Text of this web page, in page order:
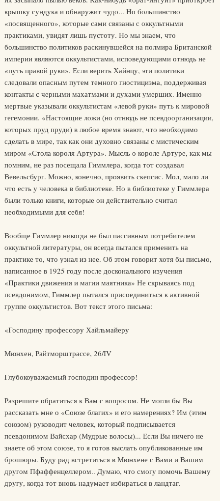
крышку сундука и обнаружит чудо... Но большинство
«посвященного», которые сами связаны с оккультными
практиками, увидят лишь пустоту. Но мы знаем, что
большинство политиков раскинувшейся на полмира Британской
империи являются оккультистами, исповедующими отнюдь не
«путь правой руки». Если верить Хайнцу, эти политики
следовали опасным путем темного гностицизма, поддерживая
контакты с черными махатмами и духами умерших. Именно
мертвые указывали оккультистам «левой руки» путь к мировой
гегемонии. «Настоящие ложи (но отнюдь не псевдоорганизации,
которых пруд пруди) в любое время знают, что необходимо
сделать в мире, так как они духовно связаны с мистическим
миром «Стола короля Артура». Мысль о короле Артуре, как мы
помним, не раз посещала Гиммлера, когда тот создавал
Вевельсбург. Можно, конечно, проявить скепсис. Мол, мало ли
что есть у человека в библиотеке. Но в библиотеке у Гиммлера
были только книги, которые он действительно считал
необходимыми для себя!
Вообще Гиммлер никогда не был пассивным потребителем
оккультной литературы, он всегда пытался применить на
практике то, что узнал из нее. Об этом говорит хотя бы письмо,
написанное в 1925 году после досконального изучения
«Практики движения и магии маятника» Не скрываясь под
псевдонимом, Гиммлер пытался присоединиться к активной
группе оккультистов. Вот текст этого письма:
«Господину профессору Хайльмайеру
Мюнхен, Райтморштрассе, 26/IV
Глубокоуважаемый господин профессор!
Разрешите обратиться к Вам с вопросом. Не могли бы Вы
рассказать мне о «Союзе благих» и его намерениях? Им (этим
союзом) руководит человек, который подписывается
псевдонимом Вайсхар (Мудрые волосы)... Если Вы ничего не
знаете об этом союзе, то я готов выслать опубликованные им
брошюры. Буду рад встретиться в Мюнхене с Вами и Вашим
другом Пфаффенцеллером.. Думаю, что смогу помочь Вашему
другу, когда тот вновь надумает избираться в ландтаг.